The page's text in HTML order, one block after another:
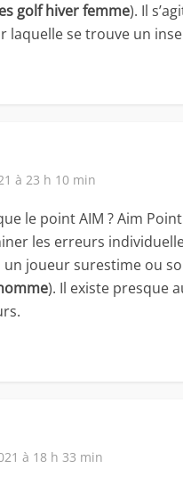
golf hiver femme). Il
laquelle se trouve un
à 23 h 10 min
le point AIM ? Aim
les erreurs
un joueur surestime ou
). Il existe presque
à 18 h 33 min